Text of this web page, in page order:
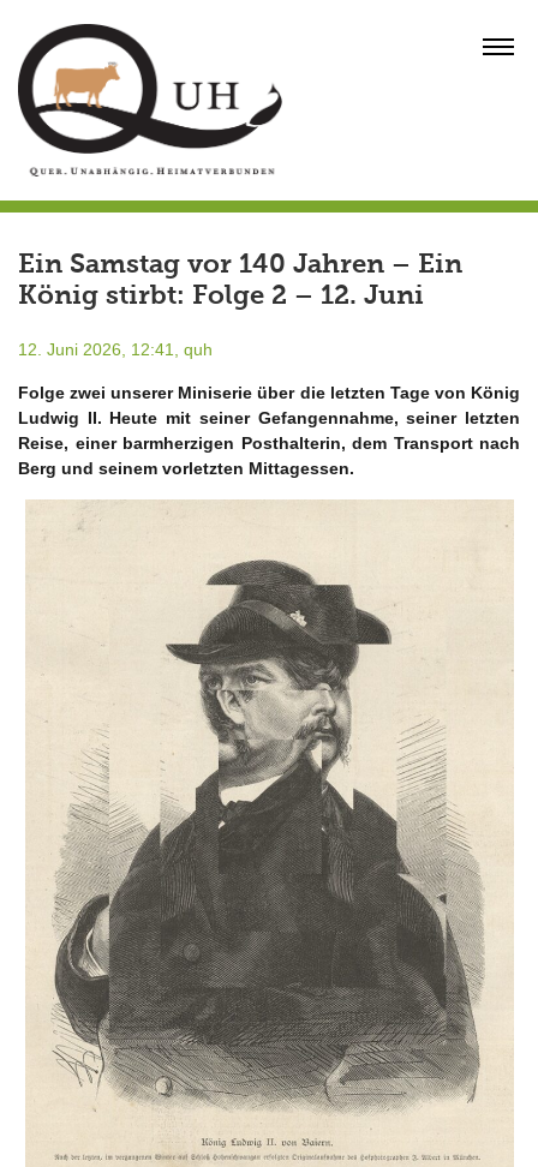
content
Ein Samstag vor 140 Jahren – Ein
König stirbt: Folge 2 – 12. Juni
12. Juni 2026, 12:41, quh
Folge zwei unserer Miniserie über die letzten Tage von König
Ludwig II. Heute mit seiner Gefangennahme, seiner letzten
Reise, einer barmherzigen Posthalterin, dem Transport nach
Berg und seinem vorletzten Mittagessen.